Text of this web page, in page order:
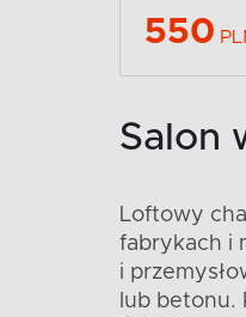
550
Salon
Loftowy
fabrykach i
i
lub betonu.